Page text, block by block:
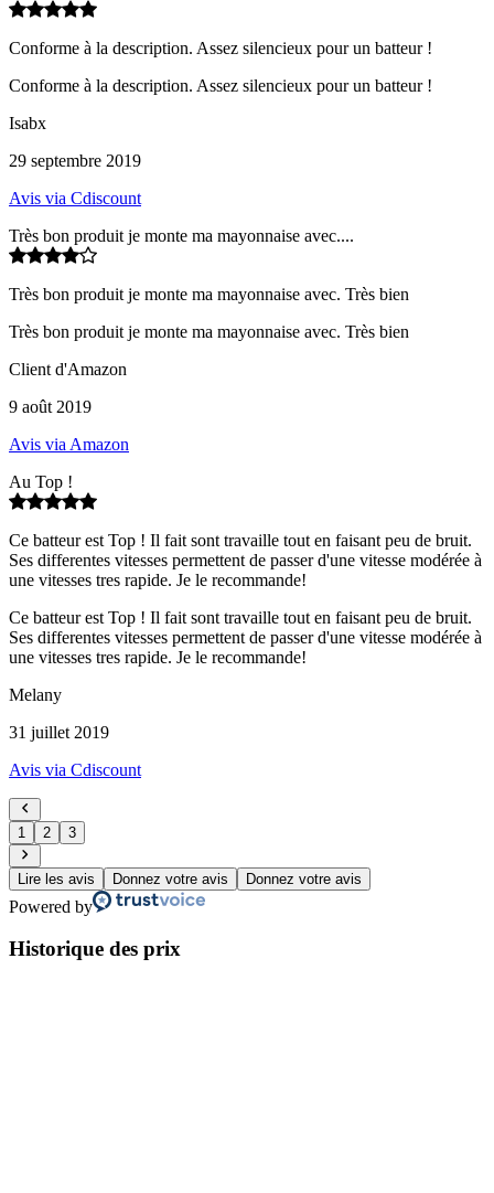
Conforme à la description. Assez silencieux pour un batteur !
Conforme à la description. Assez silencieux pour un batteur !
Isabx
29 septembre 2019
Avis via Cdiscount
Très bon produit je monte ma mayonnaise avec....
Très bon produit je monte ma mayonnaise avec. Très bien
Très bon produit je monte ma mayonnaise avec. Très bien
Client d'Amazon
9 août 2019
Avis via Amazon
Au Top !
Ce batteur est Top ! Il fait sont travaille tout en faisant peu de bruit.
Ses differentes vitesses permettent de passer d'une vitesse modérée à
une vitesses tres rapide. Je le recommande!
Ce batteur est Top ! Il fait sont travaille tout en faisant peu de bruit.
Ses differentes vitesses permettent de passer d'une vitesse modérée à
une vitesses tres rapide. Je le recommande!
Melany
31 juillet 2019
Avis via Cdiscount
1 2 3
Lire les avis Donnez votre avis Donnez votre avis
Powered by
Historique des prix